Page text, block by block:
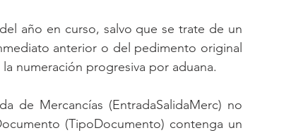
año en curso, salvo que se trate de un
anterior o del pedimento original
numeración progresiva por aduana.
de Mercancías (EntradaSalidaMerc) no
(TipoDocumento) contenga un